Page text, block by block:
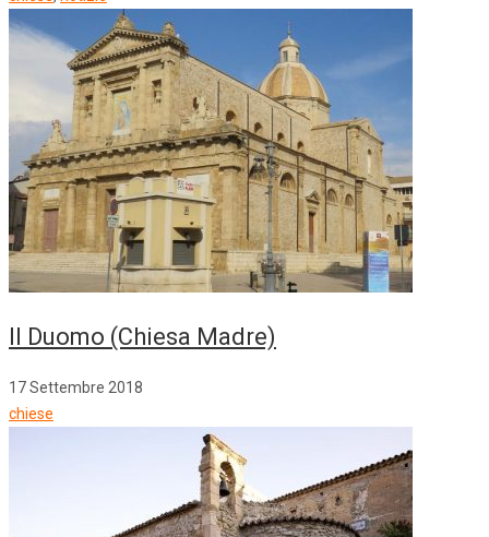
Il Duomo (Chiesa Madre)
17 Settembre 2018
chiese